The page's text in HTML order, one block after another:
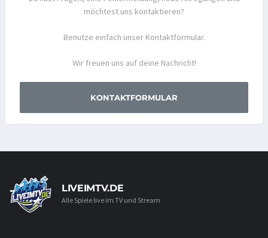
möchtest uns kontaktieren?
Benutze einfach unser Kontaktformular.
Wir freuen uns auf deine Nachricht!
KONTAKTFORMULAR
LIVEIMTV.DE
Alle Spiele live im TV und Stream